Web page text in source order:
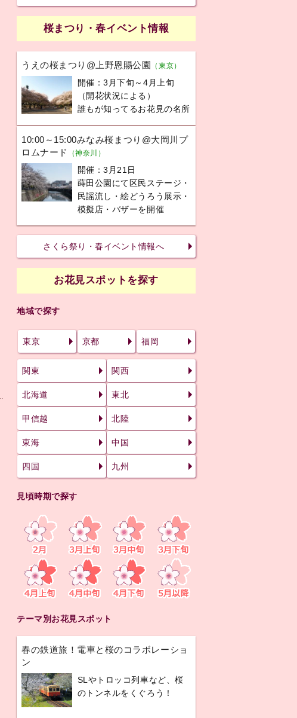
桜まつり・春イベント情報
うえの桜まつり@上野恩賜公園 （東京）
開催：3月下旬～4月上旬
（開花状況による）
誰もが知ってるお花見の名所
10:00～15:00みなみ桜まつり@大岡川プ
ロムナード
（神奈川）
開催：3月21日
蒔田公園にて区民ステージ・
民謡流し・絵どうろう展示・
模擬店・バザーを開催
さくら祭り・春イベント情報へ
お花見スポットを探す
地域で探す
東京 京都 福岡
関東 関西
北海道 東北
甲信越 北陸
東海 中国
四国 九州
見頃時期で探す
テーマ別お花見スポット
春の鉄道旅！電車と桜のコラボレーショ
ン
SLやトロッコ列車など、桜
のトンネルをくぐろう！